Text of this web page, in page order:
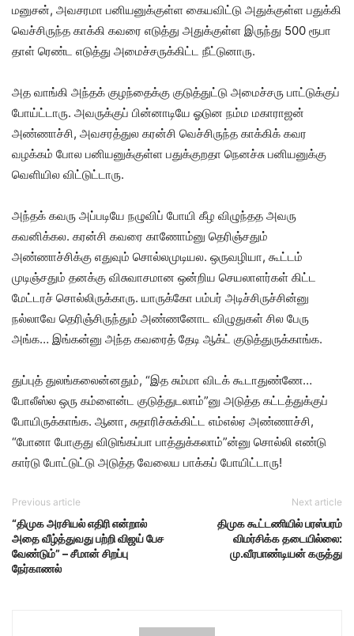
மனுசன், அவசரமா பனியனுக்குள்ள கையவிட்டு அதுக்குள்ள பதுக்கி
வெச்சிருந்த காக்கி கவரை எடுத்து அதுக்குள்ள இருந்து 500 ரூபா
தாள் ரெண்ட எடுத்து அமைச்சருக்கிட்ட நீட்டுனாரு.
அத வாங்கி அந்தக் குழந்தைக்கு குடுத்துட்டு அமைச்சரு பாட்டுக்குப்
போய்ட்டாரு. அவருக்குப் பின்னாடியே ஓடுன நம்ம மகாராஜன்
அண்ணாச்சி, அவசரத்துல கரன்சி வெச்சிருந்த காக்கிக் கவர
வழக்கம் போல பனியனுக்குள்ள பதுக்குறதா நெனச்சு பனியனுக்கு
வெளியில விட்டுட்டாரு.
அந்தக் கவரு அப்படியே நழுவிப் போயி கீழ விழுந்தத அவரு
கவனிக்கல. கரன்சி கவரை காணோம்னு தெரிஞ்சதும்
அண்ணாச்சிக்கு எதுவும் சொல்லமுடியல. ஒருவழியா, கூட்டம்
முடிஞ்சதும் தனக்கு விசுவாசமான ஒன்றிய செயலாளர்கள் கிட்ட
மேட்டரச் சொல்லிருக்காரு. யாருக்கோ பம்பர் அடிச்சிருச்சின்னு
நல்லாவே தெரிஞ்சிருந்தும் அண்ணனோட விழுதுகள் சில பேரு
அங்க… இங்கன்னு அந்த கவரைத் தேடி ஆக்ட் குடுத்துருக்காங்க.
துப்புத் துலங்கலைன்னதும், “இத சும்மா விடக் கூடாதுண்ணே…
போலீஸ்ல ஒரு கம்ளைன்ட குடுத்துடலாம்”னு அடுத்த கட்டத்துக்குப்
போயிருக்காங்க. ஆனா, சுதாரிச்சுக்கிட்ட எம்எல்ஏ அண்ணாச்சி,
“போனா போகுது விடுங்கப்பா பாத்துக்கலாம்”ன்னு சொல்லி எண்டு
கார்டு போட்டுட்டு அடுத்த வேலைய பாக்கப் போயிட்டாரு!
Previous article
“திமுக அரசியல் எதிரி என்றால்
அதை வீழ்த்துவது பற்றி விஜய் பேச
வேண்டும்” – சீமான் சிறப்பு
நேர்காணல்
Next article
திமுக கூட்டணியில் பரஸ்பரம்
விமர்சிக்க தடையில்லை:
மு.வீரபாண்டியன் கருத்து